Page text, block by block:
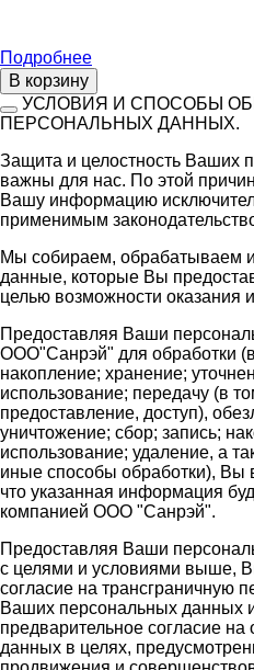
Подробнее
В корзину
УСЛОВИЯ И СПОСОБЫ
ПЕРСОНАЛЬНЫХ ДАННЫХ.
Защита и целостность Ваших
важны для нас. По этой
Вашу информацию
применимым
Мы собираем, обрабатываем
данные, которые Вы
целью возможности
Предоставляя Ваши
ООО"Санрэй" для обработки
накопление; хранение;
использование; передачу (в
предоставление, доступ),
уничтожение; сбор; запись;
использование; удаление, а
иные способы обработки), Вы
что указанная информация
компанией ООО "Санрэй".
Предоставляя Ваши
с целями и условиями выше,
согласие на трансграничную
Ваших персональных данных
предварительное согласие
данных в целях,